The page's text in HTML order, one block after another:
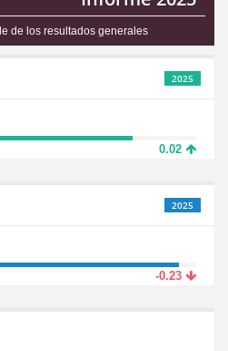
de los resultados generales
2025
0.02
2025
-0.23